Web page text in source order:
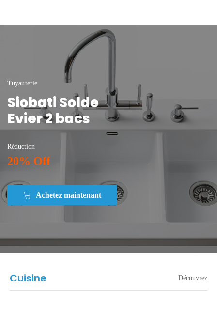
Tuyauterie
Siobati Solde
Evier 2 bacs
Réduction
20% Off
Achetez maintenant
Cuisine Découvrez